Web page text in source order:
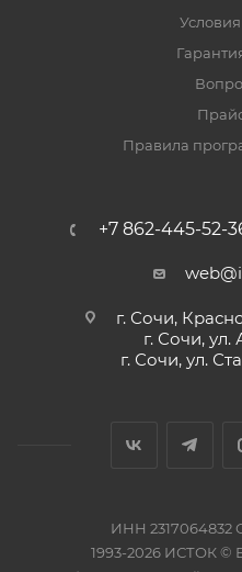
Правила
+7 862-445-52-
г. Сочи,
г. Сочи,
г. Сочи, ул.
ИНН 2317064832
1993-2026 ИСТОК ©